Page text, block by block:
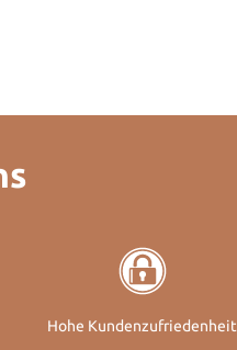
Hohe Kundenzufriedenheit